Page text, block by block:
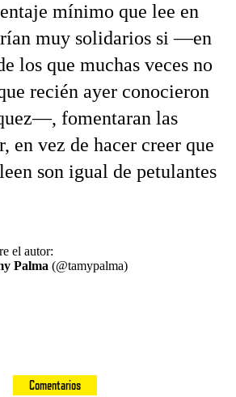
mínimo que lee en
muy solidarios si —en
los que muchas veces no
recién ayer conocieron
fomentaran las
en vez de hacer creer que
son igual de petulantes
el autor:
Palma (@tamypalma)
Comentarios